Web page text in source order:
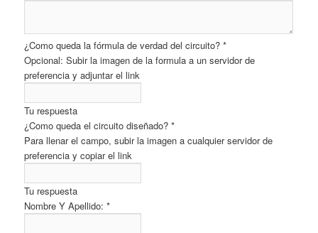
¿Como queda la fórmula de verdad del circuito? *
Opcional: Subir la imagen de la formula a un servidor de
preferencia y adjuntar el link
Tu respuesta
¿Como queda el circuito diseñado? *
Para llenar el campo, subir la imagen a cualquier servidor de
preferencia y copiar el link
Tu respuesta
Nombre Y Apellido: *